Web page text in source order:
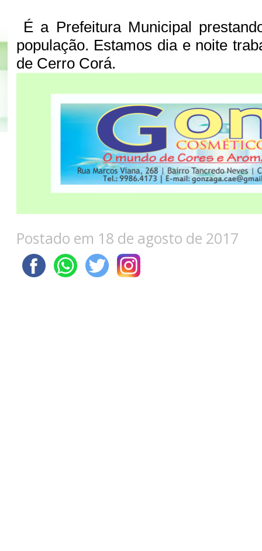
É a Prefeitura Municipal
população. Estamos dia e noite
de Cerro Corá.
Postado em 18 de agosto de 2017